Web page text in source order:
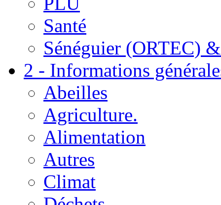
Santé
Sénéguier (ORTEC)
2 - Informations
Abeilles
Agriculture.
Alimentation
Autres
Climat